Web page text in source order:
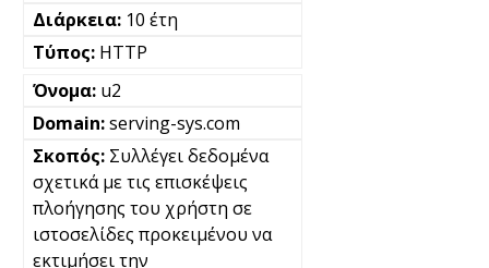
10 έτη
HTTP
u2
serving-sys.com
Συλλέγει δεδομένα
σχετικά με τις επισκέψεις
πλοήγησης του χρήστη σε
ιστοσελίδες προκειμένου να
εκτιμήσει την